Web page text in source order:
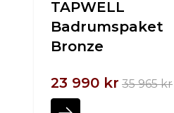
TAPWELL
Badrumspaket
Bronze
23 990 kr 35 965 kr